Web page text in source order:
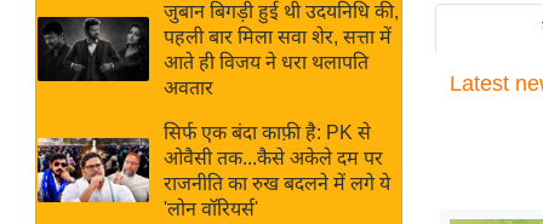
Live
News in
Hindi
अंतर्राष्ट्रीय
बिज़नेस
उद्योग
विशेषज्ञ
राय
जुबान बिगड़ी हुई थी उदयनिधि की,
पहली बार मिला सवा शेर, सत्ता में
आते ही विजय ने धरा थलापति
अवतार
सिर्फ एक बंदा काफ़ी है: PK से
ओवैसी तक...कैसे अकेले दम पर
राजनीति का रुख बदलने में लगे ये
'लोन वॉरियर्स'
Latest